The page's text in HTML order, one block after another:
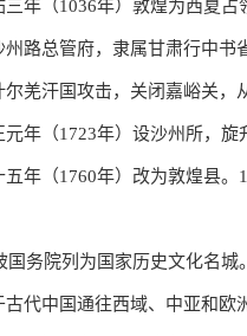
三年（1036年）敦煌为西夏
州路总管府，隶属甘肃行中书
尔羌汗国攻击，关闭嘉峪关，
元年（1723年）设沙州所，旋
五年（1760年）改为敦煌县
国务院列为国家历史文化名城
古代中国通往西域、中亚和